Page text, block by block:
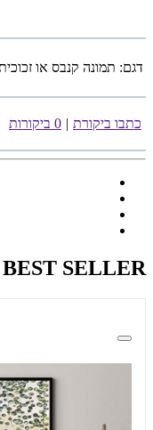
דגם: תמונה קנבס או זכוכית
כתבו ביקורת | 0 ביקורות
BEST SELLER